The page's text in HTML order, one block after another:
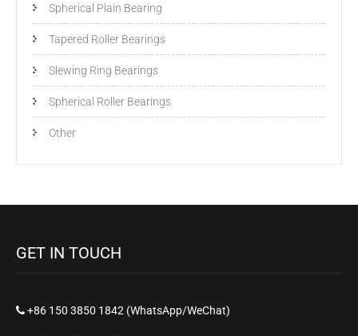
Spherical Plain Bearing
Tapered Roller Bearings
Slewing Ring Bearings
Spherical Roller Bearings
Other
GET IN TOUCH
+86 150 3850 1842 (WhatsApp/WeChat)